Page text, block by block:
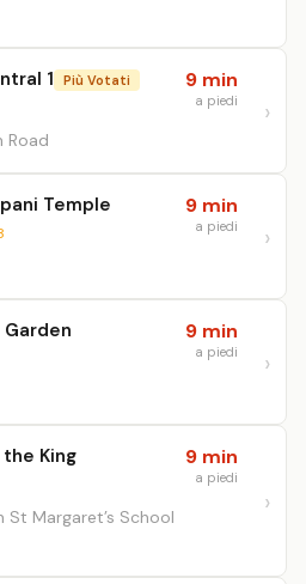
1 Più Votati
Road
9 min
a piedi
Temple 9 min
a piedi
9 min
a piedi
King
St Margaret’s School
9 min
a piedi